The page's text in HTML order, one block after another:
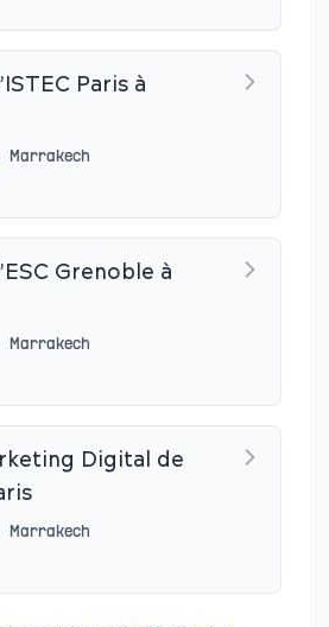
Paris à
Marrakech
Grenoble à
Marrakech
Digital de
Marrakech